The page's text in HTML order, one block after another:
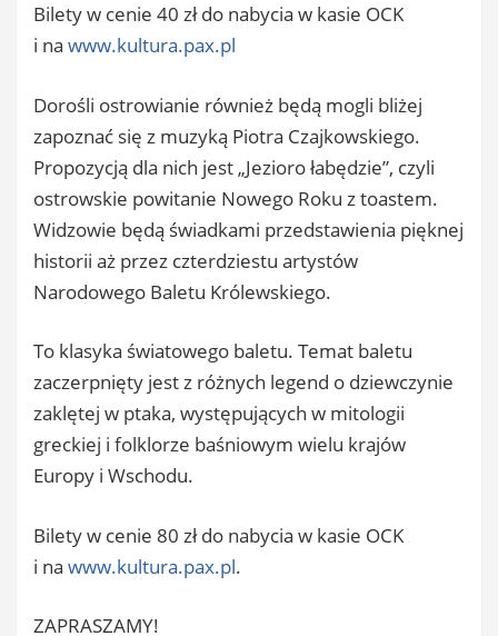
Bilety w cenie 40 zł do nabycia w kasie OCK
i na www.kultura.pax.pl
Dorośli ostrowianie również będą mogli bliżej
zapoznać się z muzyką Piotra Czajkowskiego.
Propozycją dla nich jest „Jezioro łabędzie”, czyli
ostrowskie powitanie Nowego Roku z toastem.
Widzowie będą świadkami przedstawienia pięknej
historii aż przez czterdziestu artystów
Narodowego Baletu Królewskiego.
To klasyka światowego baletu. Temat baletu
zaczerpnięty jest z różnych legend o dziewczynie
zaklętej w ptaka, występujących w mitologii
greckiej i folklorze baśniowym wielu krajów
Europy i Wschodu.
Bilety w cenie 80 zł do nabycia w kasie OCK
i na www.kultura.pax.pl.
ZAPRASZAMY!